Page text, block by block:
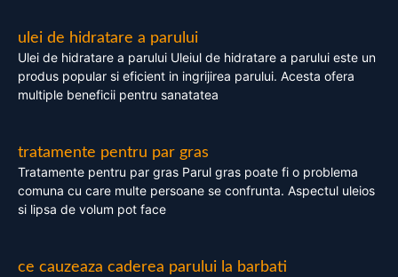
ulei de hidratare a parului
Ulei de hidratare a parului Uleiul de hidratare a parului este un
produs popular si eficient in ingrijirea parului. Acesta ofera
multiple beneficii pentru sanatatea
tratamente pentru par gras
Tratamente pentru par gras Parul gras poate fi o problema
comuna cu care multe persoane se confrunta. Aspectul uleios
si lipsa de volum pot face
ce cauzeaza caderea parului la barbati